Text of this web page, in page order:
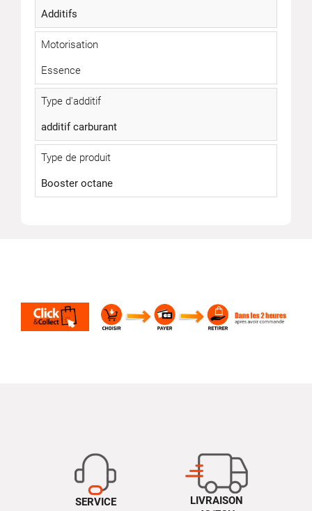
Additifs
Motorisation
Essence
Type d'additif
additif carburant
Type de produit
Booster octane
SERVICE
LIVRAISON